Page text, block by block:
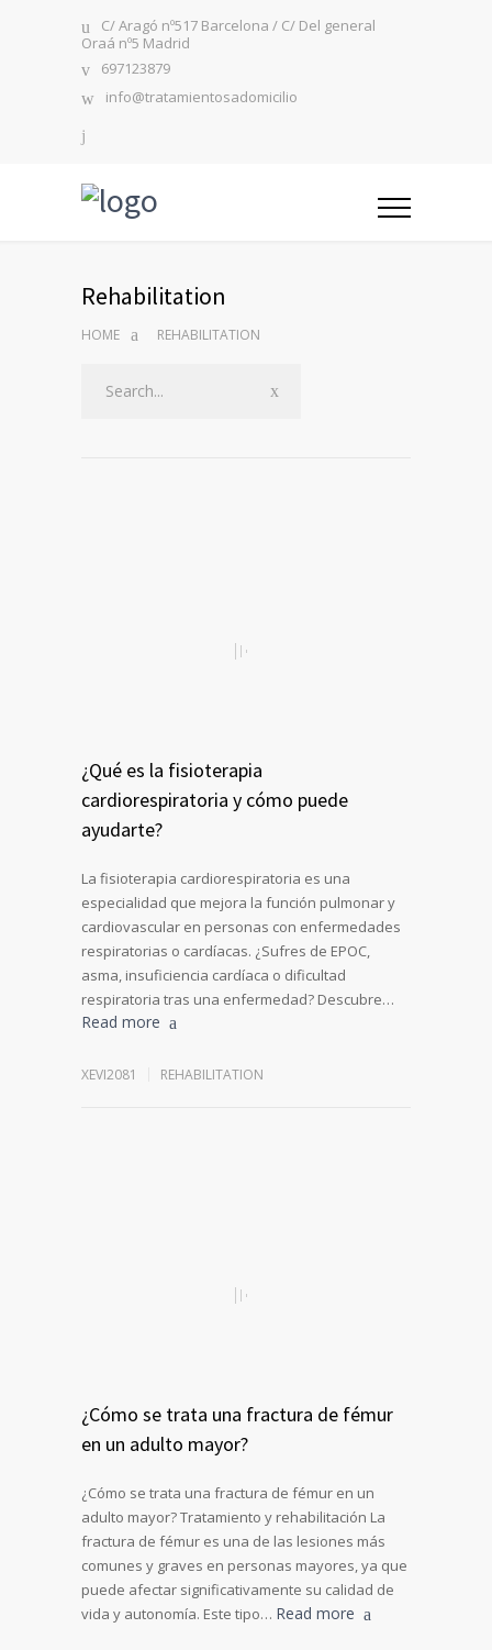
C/ Aragó nº517 Barcelona / C/ Del general
Oraá nº5 Madrid
697123879
info@tratamientosadomicilio
Rehabilitation
HOME REHABILITATION
¿Qué es la fisioterapia
cardiorespiratoria y cómo puede
ayudarte?
La fisioterapia cardiorespiratoria es una
especialidad que mejora la función pulmonar y
cardiovascular en personas con enfermedades
respiratorias o cardíacas. ¿Sufres de EPOC,
asma, insuficiencia cardíaca o dificultad
respiratoria tras una enfermedad? Descubre…
Read more
XEVI2081 REHABILITATION
¿Cómo se trata una fractura de fémur
en un adulto mayor?
¿Cómo se trata una fractura de fémur en un
adulto mayor? Tratamiento y rehabilitación La
fractura de fémur es una de las lesiones más
comunes y graves en personas mayores, ya que
puede afectar significativamente su calidad de
vida y autonomía. Este tipo… Read more